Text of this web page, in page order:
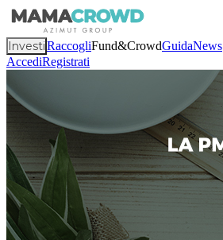
InvestiRaccogliFund&CrowdGuidaNews
AccediRegistrati